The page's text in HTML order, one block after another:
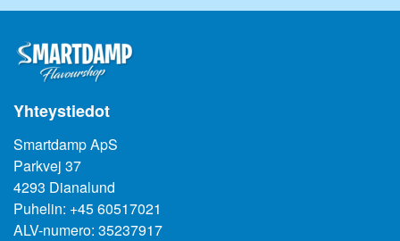
Yhteystiedot
Smartdamp ApS
Parkvej 37
4293 Dianalund
Puhelin: +45 60517021
ALV-numero: 35237917